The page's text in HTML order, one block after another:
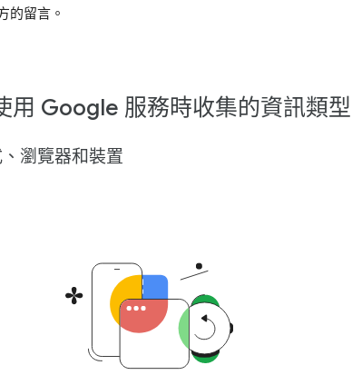
的留言。
用 Google 服務時收集的資訊類型
瀏覽器和裝置